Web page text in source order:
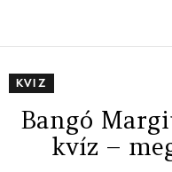
KVIZ
Bangó
kvíz –